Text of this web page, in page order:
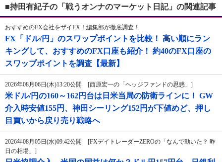
■持田有紀子の「戦うオンナのマーケット日記」の関連記事
おすすめのFX会社をザイFX！編集部が徹底調査！
FX「ドル/円」のスワップポイントを比較！ 高い順にラン
キングして、おすすめのFX口座も紹介！ 約40のFX口座の
スワップポイントを調査【最新】
2026年08月06日(木)13:20公開 [西原宏一の「ヘッジファンドの思惑」]
米ドル/円の160～162円台は日米当局の防衛ラインに！ GW
介入時安値155円、神田シーリング152円が下値めど、押し
目買いから戻り売り戦略へ
2026年08月05日(水)09:42公開 [FXデイトレーダーZEROの「なんで動いた？ 昨
日の相場」]